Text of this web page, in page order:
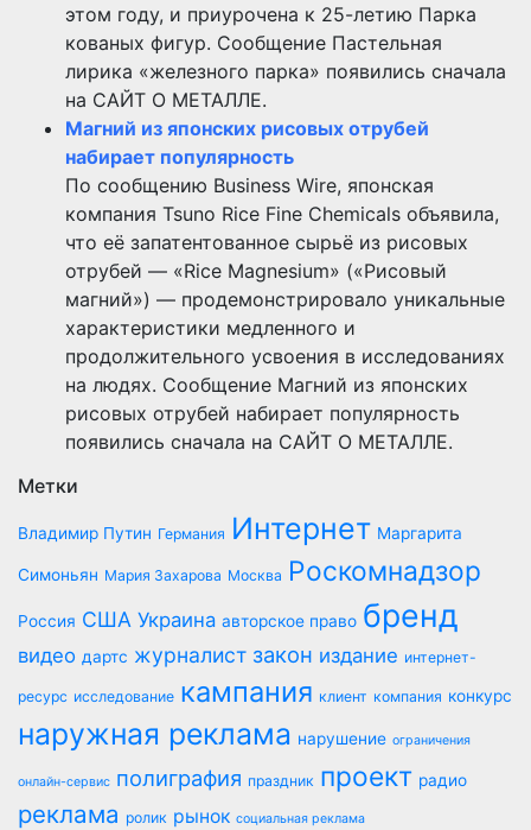
этом году, и приурочена к 25-летию Парка
кованых фигур. Сообщение Пастельная
лирика «железного парка» появились сначала
на САЙТ О МЕТАЛЛЕ.
Магний из японских рисовых отрубей
набирает популярность
По сообщению Business Wire, японская
компания Tsuno Rice Fine Chemicals объявила,
что её запатентованное сырьё из рисовых
отрубей — «Rice Magnesium» («Рисовый
магний») — продемонстрировало уникальные
характеристики медленного и
продолжительного усвоения в исследованиях
на людях. Сообщение Магний из японских
рисовых отрубей набирает популярность
появились сначала на САЙТ О МЕТАЛЛЕ.
Метки
Владимир Путин Германия Интернет Маргарита
Симоньян Мария Захарова Москва Роскомнадзор
Россия США Украина авторское право бренд
видео дартс журналист закон издание интернет-
ресурс исследование кампания клиент компания конкурс
наружная реклама нарушение ограничения
онлайн-сервис полиграфия праздник проект радио
реклама ролик рынок социальная реклама